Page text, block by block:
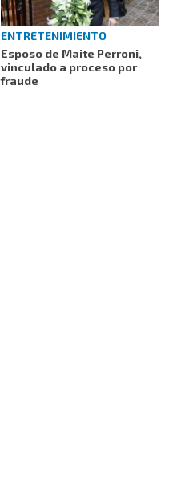
ENTRETENIMIENTO
Esposo de Maite Perroni,
vinculado a proceso por
fraude